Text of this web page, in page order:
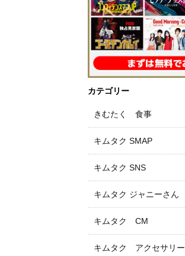
カテゴリー
きむたく 食事
キムタク SMAP
キムタク SNS
キムタク ジャニーさん
キムタク CM
キムタク アクセサリー